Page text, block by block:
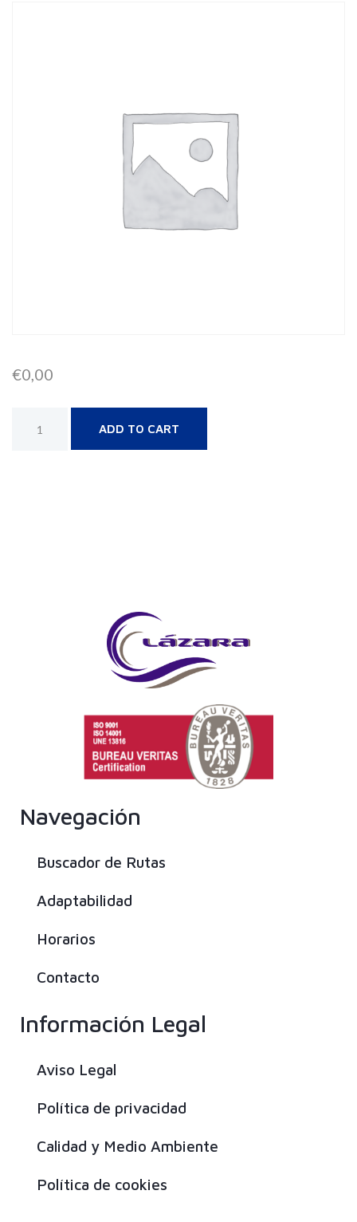
€0,00
ADD TO CART
Navegación
Buscador de Rutas
Adaptabilidad
Horarios
Contacto
Información Legal
Aviso Legal
Política de privacidad
Calidad y Medio Ambiente
Política de cookies